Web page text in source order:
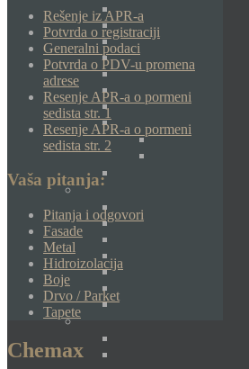
Rešenje iz APR-a
Potvrda o registraciji
Generalni podaci
Potvrda o PDV-u promena
adrese
Resenje APR-a o pormeni
sedista str. 1
Resenje APR-a o pormeni
sedista str. 2
Vaša pitanja:
Pitanja i odgovori
Fasade
Metal
Hidroizolacija
Boje
Drvo / Parket
Tapete
Chemax